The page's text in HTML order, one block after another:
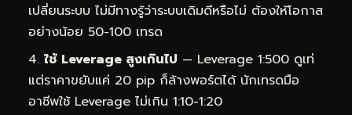
เปลี่ยนระบบ ไม่มีทางรู้ว่าระบบเดิมดีหรือไม่ ต้องให้โอกาส
อย่างน้อย 50-100 เทรด
ใช้ Leverage สูงเกินไป — Leverage 1:500 ดูเท่
แต่ราคาขยับแค่ 20 pip ก็ล้างพอร์ตได้ นักเทรดมือ
อาชีพใช้ Leverage ไม่เกิน 1:10-1:20